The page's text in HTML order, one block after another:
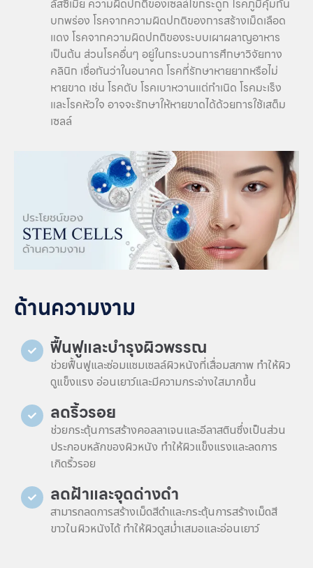
ลัสซิเมีย ความผิดปกติของเซลล์ไขกระดูก โรคภูมิคุ้มกัน
บกพร่อง โรคจากความผิดปกติของการสร้างเม็ดเลือด
แดง โรคจากความผิดปกติของระบบเผาผลาญอาหาร
เป็นต้น ส่วนโรคอื่นๆ อยู่ในกระบวนการศึกษาวิจัยทาง
คลินิก เชื่อกันว่าในอนาคต โรคที่รักษาหายยากหรือไม่
หายขาด เช่น โรคตับ โรคเบาหวานแต่กำเนิด โรคมะเร็ง
และโรคหัวใจ อาจจะรักษาให้หายขาดได้ด้วยการใช้เสต็ม
เซลล์
ด้านความงาม
ฟื้นฟูและบำรุงผิวพรรณ
ช่วยฟื้นฟูและซ่อมแซมเซลล์ผิวหนังที่เสื่อมสภาพ ทำให้ผิว
ดูแข็งแรง อ่อนเยาว์และมีความกระจ่างใสมากขึ้น
ลดริ้วรอย
ช่วยกระตุ้นการสร้างคอลลาเจนและอีลาสตินซึ่งเป็นส่วน
ประกอบหลักของผิวหนัง ทำให้ผิวแข็งแรงและลดการ
เกิดริ้วรอย
ลดฝ้าและจุดด่างดำ
สามารถลดการสร้างเม็ดสีดำและกระตุ้นการสร้างเม็ดสี
ขาวในผิวหนังได้ ทำให้ผิวดูสม่ำเสมอและอ่อนเยาว์